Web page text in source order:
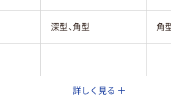
深型、角型 角
詳しく見る